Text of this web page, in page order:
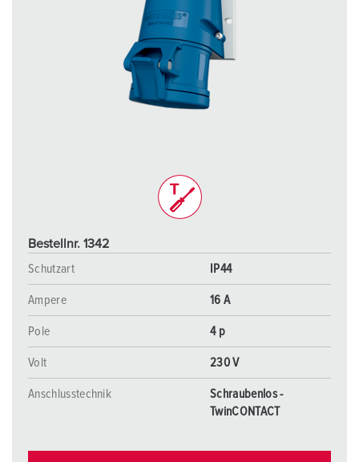
Bestellnr. 1342
Schutzart
IP44
Ampere 16 A
Pole 4 p
Volt 230 V
Anschlusstechnik
Schraubenlos -
TwinCONTACT